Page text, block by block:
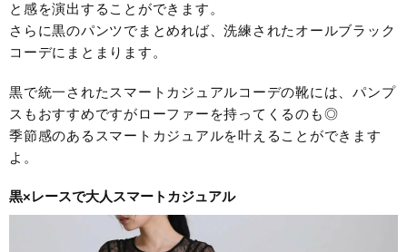
と感を演出することができます。
さらに黒のパンツでまとめれば、洗練されたオールブラック
コーデにまとまります。
黒で統一されたスマートカジュアルコーデの靴には、パンプ
スもおすすめですがローファーを持ってくるのも◎
季節感のあるスマートカジュアルを叶えることができます
よ。
黒×レースで大人スマートカジュアル